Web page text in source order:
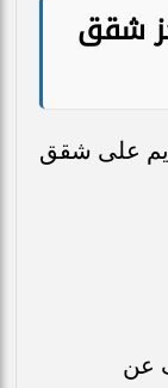
شقق
على شقق
عن